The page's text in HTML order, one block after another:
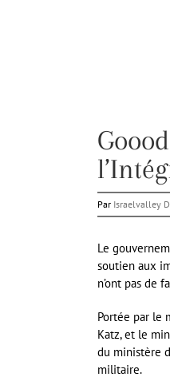
Par Israelvalley
Le
soutien aux
n’ont pas de
Portée par le
Katz, et le
du ministère
militaire.